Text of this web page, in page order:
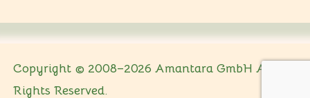
Copyright © 2008–2026 Amantara GmbH All
Rights Reserved.